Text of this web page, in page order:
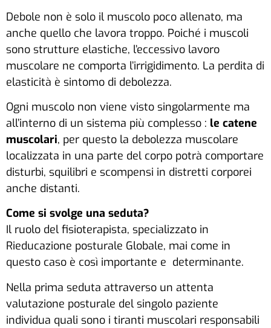
Debole non è solo il muscolo poco allenato, ma
anche quello che lavora troppo. Poiché i muscoli
sono strutture elastiche, l’eccessivo lavoro
muscolare ne comporta l’irrigidimento. La perdita di
elasticità è sintomo di debolezza.
Ogni muscolo non viene visto singolarmente ma
all’interno di un sistema più complesso : le catene
muscolari, per questo la debolezza muscolare
localizzata in una parte del corpo potrà comportare
disturbi, squilibri e scompensi in distretti corporei
anche distanti.
Come si svolge una seduta?
Il ruolo del fisioterapista, specializzato in
Rieducazione posturale Globale, mai come in
questo caso è così importante e determinante.
Nella prima seduta attraverso un attenta
valutazione posturale del singolo paziente
individua quali sono i tiranti muscolari responsabili